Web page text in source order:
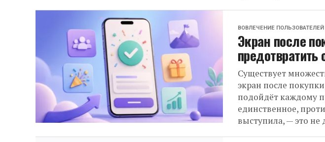
ВОВЛЕЧЕНИЕ ПОЛЬЗОВАТЕЛЕЙ
Экран после
Существует
экран после
подойдёт каждому
единственное,
выступила, — это не